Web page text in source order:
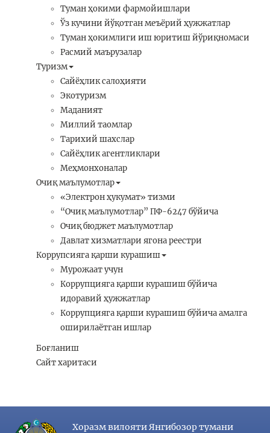
Туман ҳокими фармойишлари
Ўз кучини йўқотган меъёрий ҳужжатлар
Туман ҳокимлиги иш юритиш йўриқномаси
Расмий маърузалар
Туризм
Сайёҳлик салоҳияти
Экотуризм
Маданият
Миллий таомлар
Тарихий шахслар
Сайёҳлик агентликлари
Меҳмонхоналар
Очиқ маълумотлар
«Электрон ҳукумат» тизми
“Очиқ маълумотлар” ПФ-6247 бўйича
Очиқ бюджет маълумотлар
Давлат хизматлари ягона реестри
Коррупсияга қарши курашиш
Мурожаат учун
Коррупцияга қарши курашиш бўйича
идоравий ҳужжатлар
Коррупцияга қарши курашиш бўйича амалга
оширилаётган ишлар
Боғланиш
Сайт харитаси
Хоразм вилояти Янгибозор тумани